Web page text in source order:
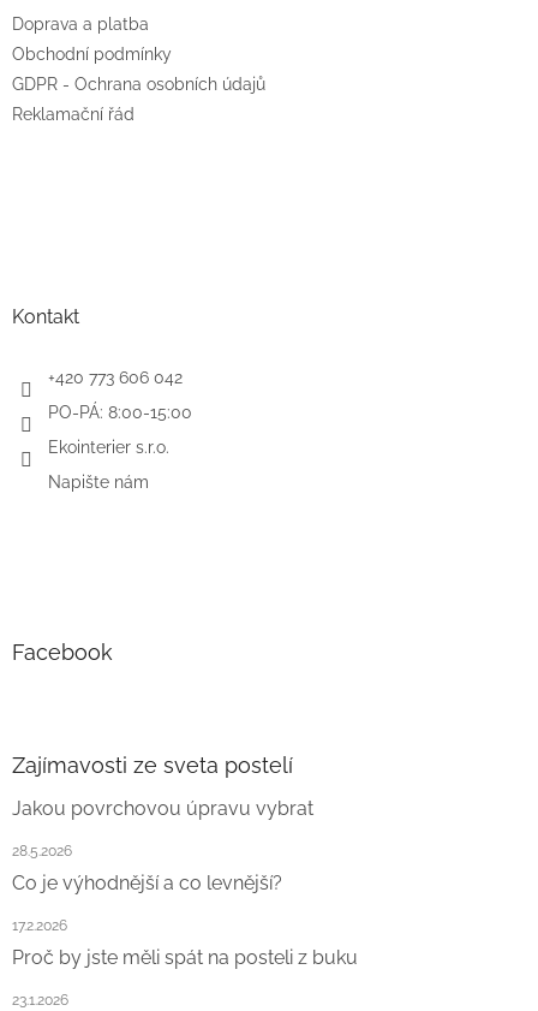
Doprava a platba
Obchodní podmínky
GDPR - Ochrana osobních údajů
Reklamační řád
Kontakt
+420 773 606 042
PO-PÁ: 8:00-15:00
Ekointerier s.r.o.
Napište nám
Facebook
Zajímavosti ze sveta postelí
Jakou povrchovou úpravu vybrat
28.5.2026
Co je výhodnější a co levnější?
17.2.2026
Proč by jste měli spát na posteli z buku
23.1.2026